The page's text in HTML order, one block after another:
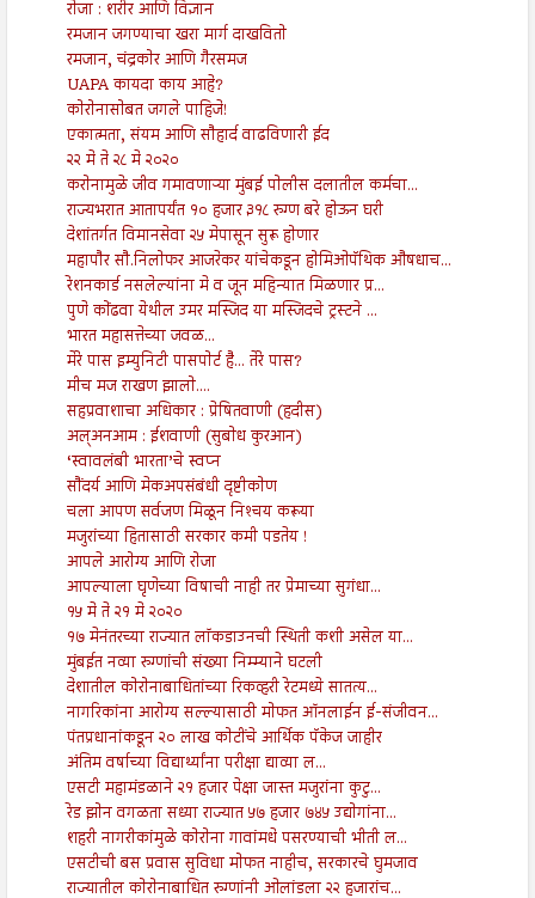
रोजा : शरीर आणि विज्ञान
रमजान जगण्याचा खरा मार्ग दाखवितो
रमजान, चंद्रकोर आणि गैरसमज
UAPA कायदा काय आहे?
कोरोनासोबत जगले पाहिजे!
एकात्मता, संयम आणि सौहार्द वाढविणारी ईद
२२ मे ते २८ मे २०२०
करोनामुळे जीव गमावणाऱ्या मुंबई पोलीस दलातील कर्मचा...
राज्यभरात आतापर्यंत १० हजार ३१८ रुग्ण बरे होऊन घरी
देशांतर्गत विमानसेवा २५ मेपासून सुरू होणार
महापौर सौ.निलोफर आजरेकर यांचेकडून होमिओपॅथिक औषधाच...
रेशनकार्ड नसलेल्यांना मे व जून महिन्यात मिळणार प्र...
पुणे कोंढवा येथील उमर मस्जिद या मस्जिदचे ट्रस्टने ...
भारत महासत्तेच्या जवळ...
मेरे पास इम्युनिटी पासपोर्ट है... तेरे पास?
मीच मज राखण झालो....
सहप्रवाशाचा अधिकार : प्रेषितवाणी (हदीस)
अल्अनआम : ईशवाणी (सुबोध कुरआन)
‘स्वावलंबी भारता’चे स्वप्न
सौंदर्य आणि मेकअपसंबंधी दृष्टीकोण
चला आपण सर्वजण मिळून निश्‍चय करूया
मजुरांच्या हितासाठी सरकार कमी पडतेय !
आपले आरोग्य आणि रोजा
आपल्याला घृणेच्या विषाची नाही तर प्रेमाच्या सुगंधा...
१५ मे ते २१ मे २०२०
१७ मेनंतरच्या राज्यात लॉकडाउनची स्थिती कशी असेल या...
मुंबईत नव्या रुग्णांची संख्या निम्म्याने घटली
देशातील कोरोनाबाधितांच्या रिकव्हरी रेटमध्ये सातत्य...
नागरिकांना आरोग्य सल्ल्यासाठी मोफत ऑनलाईन ई-संजीवन...
पंतप्रधानांकडून २० लाख कोटींचे आर्थिक पॅकेज जाहीर
अंतिम वर्षाच्या विद्यार्थ्यांना परीक्षा द्याव्या ल...
एसटी महामंडळाने २१ हजार पेक्षा जास्त मजुरांना कुटु...
रेड झोन वगळता सध्या राज्यात ५७ हजार ७४५ उद्योगांना...
शहरी नागरीकांमुळे कोरोना गावांमधे पसरण्याची भीती ल...
एसटीची बस प्रवास सुविधा मोफत नाहीच, सरकारचे घुमजाव
राज्यातील कोरोनाबाधित रुग्णांनी ओलांडला २२ हजारांच...